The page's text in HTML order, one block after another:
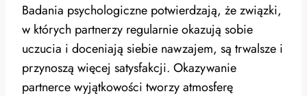
Badania psychologiczne potwierdzają, że związki,
w których partnerzy regularnie okazują sobie
uczucia i doceniają siebie nawzajem, są trwalsze i
przynoszą więcej satysfakcji. Okazywanie
partnerce wyjątkowości tworzy atmosferę